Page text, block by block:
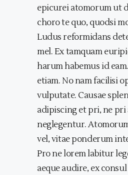
epicurei atomorum ut
choro te quo, quodsi
Ludus reformidans
mel. Ex tamquam
harum habemus id
etiam. No nam facilisi
vulputate. Causae
adipiscing et pri, ne pri
neglegentur.
vel, vitae ponderum
Pro ne lorem labitur
aeque audire, ex